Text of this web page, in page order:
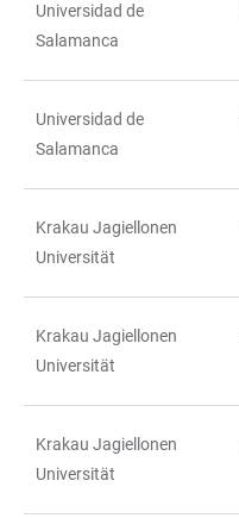
Universidad de
Salamanca
Universidad de
Salamanca
Krakau Jagiellonen
Universität
Krakau Jagiellonen
Universität
Krakau Jagiellonen
Universität